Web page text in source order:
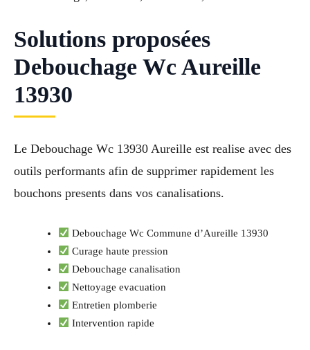
Solutions proposées
Debouchage Wc Aureille
13930
Le Debouchage Wc 13930 Aureille est realise avec des
outils performants afin de supprimer rapidement les
bouchons presents dans vos canalisations.
Debouchage Wc Commune d’Aureille 13930
Curage haute pression
Debouchage canalisation
Nettoyage evacuation
Entretien plomberie
Intervention rapide